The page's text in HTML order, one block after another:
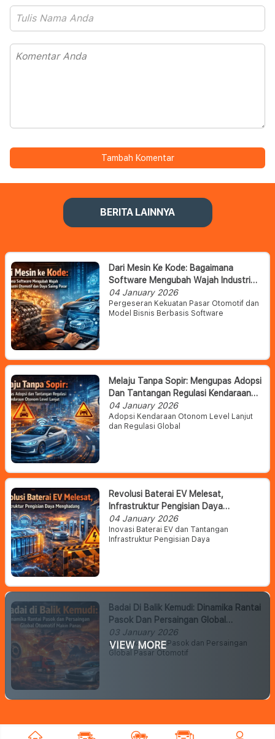
Tambah Komentar
BERITA LAINNYA
Dari Mesin Ke Kode: Bagaimana
Software Mengubah Wajah Industri
Otomotif Dan Daya Saing Pasar
04 January 2026
Pergeseran Kekuatan Pasar Otomotif dan
Model Bisnis Berbasis Software
Melaju Tanpa Sopir: Mengupas Adopsi
Dan Tantangan Regulasi Kendaraan
Otonom Level Lanjut
04 January 2026
Adopsi Kendaraan Otonom Level Lanjut
dan Regulasi Global
Revolusi Baterai EV Melesat,
Infrastruktur Pengisian Daya
Menghadang
04 January 2026
Inovasi Baterai EV dan Tantangan
Infrastruktur Pengisian Daya
Badai Di Balik Kemudi: Dinamika Rantai
Pasok Dan Persaingan Global
Otomotif Makin Panas
03 January 2026
Dinamika Rantai Pasok dan Persaingan
Global Pasar Otomotif
VIEW MORE